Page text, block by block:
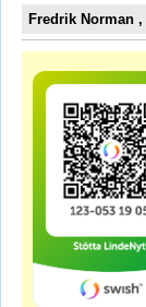
Fredrik Norman ,